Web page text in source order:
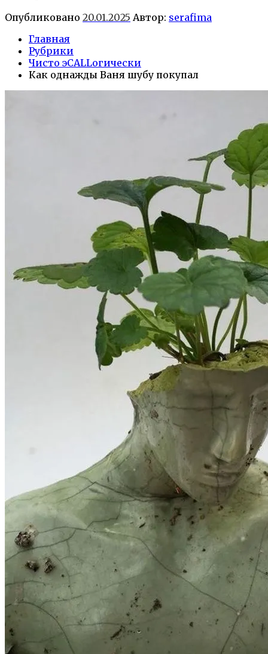
Опубликовано 20.01.2025 Автор: serafima
Главная
Рубрики
Чисто эCALLогически
Как однажды Ваня шубу покупал